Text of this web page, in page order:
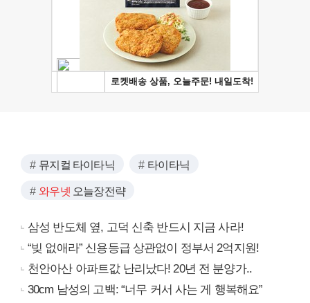
뮤지컬 타이타닉 타이타닉
와우넷 오늘장전략
삼성 반도체 옆, 고덕 신축 반드시 지금 사라!
“빚 없애라” 신용등급 상관없이 정부서 2억지원!
천안아산 아파트값 난리났다! 20년 전 분양가..
30cm 남성의 고백: “너무 커서 사는 게 행복해요”